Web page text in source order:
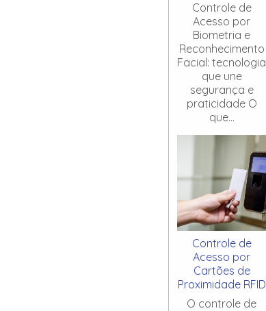
Controle de
Acesso por
Biometria e
Reconhecimento
Facial: tecnologia
que une
segurança e
praticidade O
que...
Controle de
Acesso por
Cartões de
Proximidade RFID
O controle de